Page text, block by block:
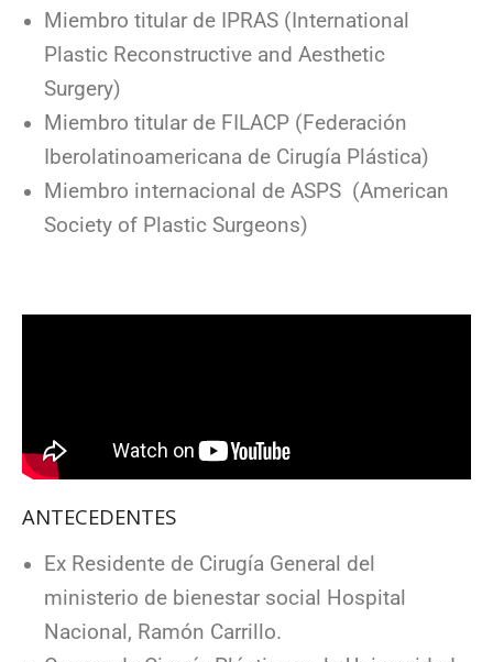
Miembro titular de IPRAS (International
Plastic Reconstructive and Aesthetic
Surgery)
Miembro titular de FILACP (Federación
Iberolatinoamericana de Cirugía Plástica)
Miembro internacional de ASPS (American
Society of Plastic Surgeons)
ANTECEDENTES
Ex Residente de Cirugía General del
ministerio de bienestar social Hospital
Nacional, Ramón Carrillo.